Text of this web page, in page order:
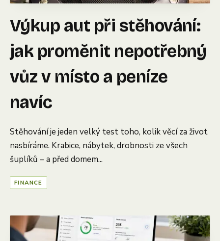
Výkup aut při stěhování:
jak proměnit nepotřebný
vůz v místo a peníze
navíc
Stěhování je jeden velký test toho, kolik věcí za život
nasbíráme. Krabice, nábytek, drobnosti ze všech
šuplíků – a před domem...
FINANCE